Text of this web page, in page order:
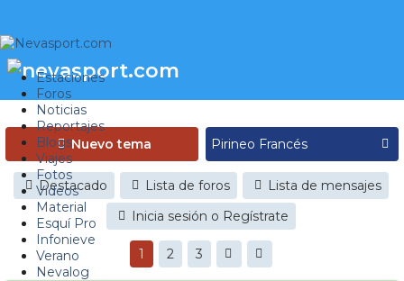
Estaciones
Foros
Noticias
Reportajes
Blogs
Viajes
Fotos
Videos
Material
Esquí Pro
Infonieve
Verano
Nevalog
Nuevo tema
Destacado Lista de foros
Lista de mensajes
Inicia sesión o Regístrate
1 2 3